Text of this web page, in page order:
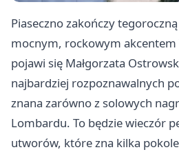
Piaseczno zakończy
mocnym, rockowym akcentem
pojawi się Małgorzata
najbardziej rozpoznawalnych
znana zarówno z solowych
Lombardu. To będzie wieczór
utworów, które zna kilka